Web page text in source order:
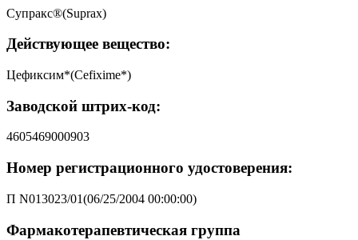
Супракс®(Suprax)
Действующее вещество:
Цефиксим*(Cefixime*)
Заводской штрих-код:
4605469000903
Номер регистрационного удостоверения:
П N013023/01(06/25/2004 00:00:00)
Фармакотерапевтическая группа